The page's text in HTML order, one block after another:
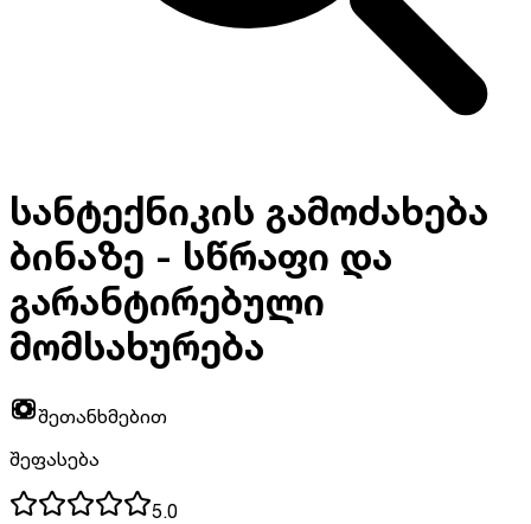
სანტექნიკის გამოძახება
ბინაზე - სწრაფი და
გარანტირებული
მომსახურება
შეთანხმებით
შეფასება
5.0